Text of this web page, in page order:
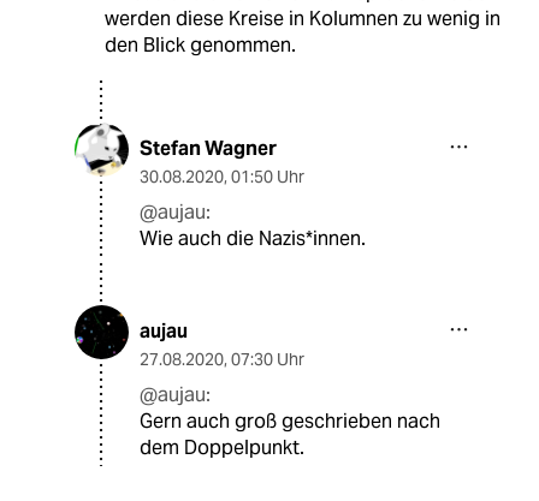
werden diese Kreise in Kolumnen zu wenig in
den Blick genommen.
Stefan Wagner
30.08.2020, 01:50 Uhr
@aujau:
Wie auch die Nazis*innen.
aujau
27.08.2020, 07:30 Uhr
@aujau:
Gern auch groß geschrieben nach
dem Doppelpunkt.